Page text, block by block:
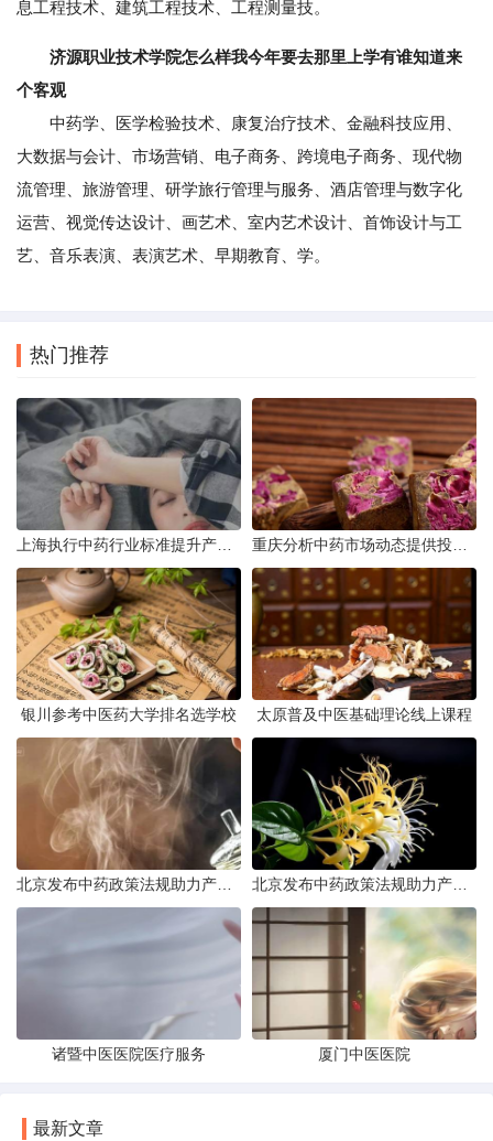
息工程技术、建筑工程技术、工程测量技。
济源职业技术学院怎么样我今年要去那里上学有谁知道来
个客观
中药学、医学检验技术、康复治疗技术、金融科技应用、
大数据与会计、市场营销、电子商务、跨境电子商务、现代物
流管理、旅游管理、研学旅行管理与服务、酒店管理与数字化
运营、视觉传达设计、画艺术、室内艺术设计、首饰设计与工
艺、音乐表演、表演艺术、早期教育、学。
热门推荐
银川参考中医药大学排名选学校 太原普及中医基础理论线上课程
诸暨中医医院医疗服务 厦门中医医院
最新文章